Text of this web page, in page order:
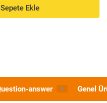
Sepete Ekle
answer 0 Genel